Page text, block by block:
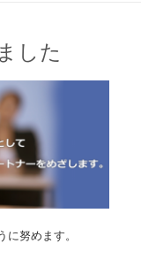
した
努めます。